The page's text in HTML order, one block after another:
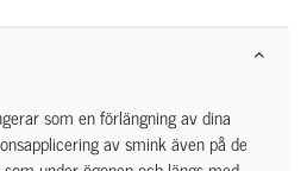
som en förlängning av dina
av smink även på de